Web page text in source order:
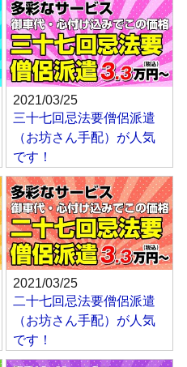
2021/03/25
三十七回忌法要僧侶派遣
（お坊さん手配）が人気
です！
2021/03/25
二十七回忌法要僧侶派遣
（お坊さん手配）が人気
です！